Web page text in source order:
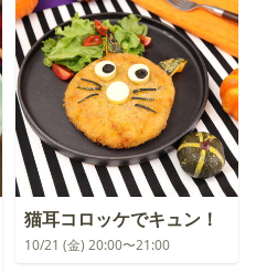
猫耳コロッケでキュン！
10/21 (金) 20:00〜21:00